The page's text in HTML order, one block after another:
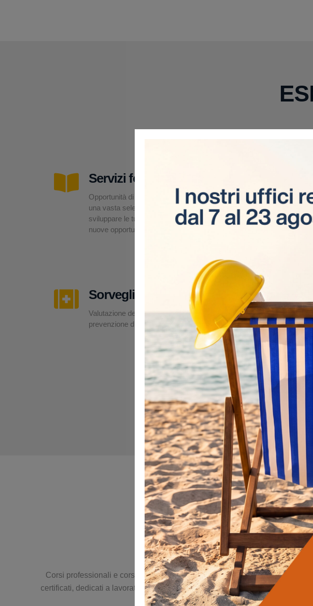
Servizi formativi
Opportunità di formazione su misura,
una vasta selezione di corsi per
sviluppare le tue competenze e offrirti
nuove opportunità professionali.
Corsi di
giovani
Sorveglianza sanitaria
Valutazione dei rischi, esami medici e
prevenzione direttamente in cantiere.
Visite
esperti
aziende
Corsi professionali e corsi per la sicurezza sul lavoro pensati per
certificati, dedicati a lavoratori, imprese e professionisti che vogliono